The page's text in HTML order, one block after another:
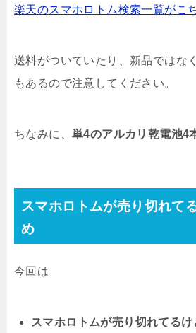
楽天のスマホロトム検索一覧がこ
送料がついていたり、新品ではな
もあるので注意してください。
ちなみに、 単4のアルカリ乾電池4
スマホロトムが売り切れて
め
今回は
スマホロトムが売り切れてる